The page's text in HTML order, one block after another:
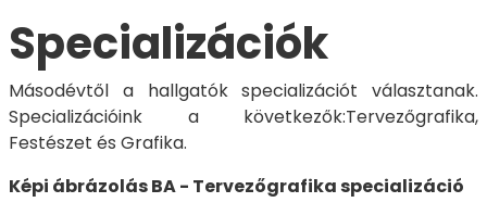
Specializációk
Másodévtől a hallgatók specializációt választanak.
Specializációink a következők:Tervezőgrafika,
Festészet és Grafika.
Képi ábrázolás BA - Tervezőgrafika specializáció